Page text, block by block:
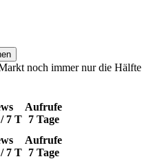
noch immer nur die Hälfte
7 T
Aufrufe
7 Tage
7 T
Aufrufe
7 Tage